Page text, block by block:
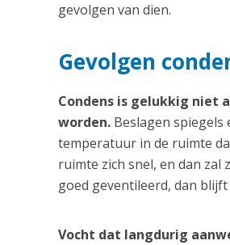
gevolgen van dien.
Gevolgen
Condens is gelukkig niet
worden. Beslagen
temperatuur in de ruimte
ruimte zich snel, en dan zal
goed geventileerd, dan
Vocht dat langdurig